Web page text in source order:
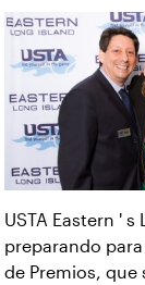
USTA Eastern '
preparando
de Premios, que